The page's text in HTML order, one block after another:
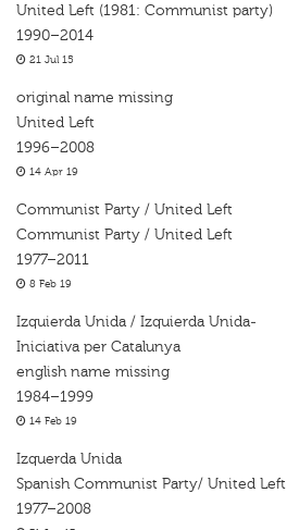
United Left (1981: Communist party)
1990–2014
21 Jul 15
original name missing
United Left
1996–2008
14 Apr 19
Communist Party / United Left
Communist Party / United Left
1977–2011
8 Feb 19
Izquierda Unida / Izquierda Unida-
Iniciativa per Catalunya
english name missing
1984–1999
14 Feb 19
Izquerda Unida
Spanish Communist Party/ United Left
1977–2008